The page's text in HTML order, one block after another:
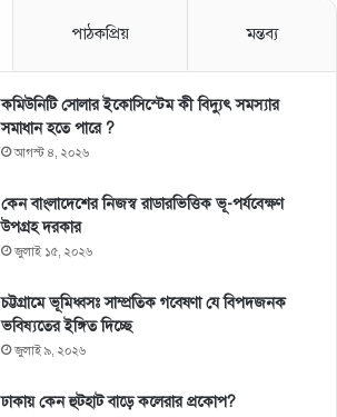
পাঠকপ্রিয় মন্তব্য
কমিউনিটি সোলার ইকোসিস্টেম কী বিদ্যুৎ সমস্যার
সমাধান হতে পারে ?
আগস্ট ৪, ২০২৬
কেন বাংলাদেশের নিজস্ব রাডারভিত্তিক ভূ-পর্যবেক্ষণ
উপগ্রহ দরকার
জুলাই ১৫, ২০২৬
চট্টগ্রামে ভূমিধ্বসঃ সাম্প্রতিক গবেষণা যে বিপদজনক
ভবিষ্যতের ইঙ্গিত দিচ্ছে
জুলাই ৯, ২০২৬
ঢাকায় কেন হুটহাট বাড়ে কলেরার প্রকোপ?